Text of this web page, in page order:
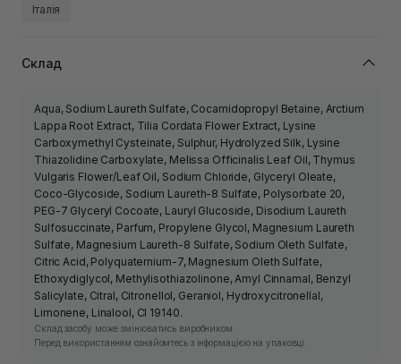
Італія
Склад
Aqua, Sodium Laureth Sulfate, Cocamidopropyl Betaine, Arctium
Lappa Root Extract, Tilia Cordata Flower Extract, Lysine
Carboxymethyl Cysteinate, Sulphur, Hydrolyzed Silk, Lysine
Thiazolidine Carboxylate, Melissa Officinalis Leaf Oil, Thymus
Vulgaris Flower/Leaf Oil, Sodium Chloride, Glyceryl Oleate,
Coco-Glycoside, Sodium Laureth-8 Sulfate, Polysorbate 20,
PEG-7 Glyceryl Cocoate, Lauryl Glucoside, Disodium Laureth
Sulfosuccinate, Parfum, Propylene Glycol, Magnesium Laureth
Sulfate, Magnesium Laureth-8 Sulfate, Sodium Oleth Sulfate,
Citric Acid, Polyquaternium-7, Magnesium Oleth Sulfate,
Ethoxydiglycol, Methylisothiazolinone, Amyl Cinnamal, Benzyl
Salicylate, Citral, Citronellol, Geraniol, Hydroxycitronellal,
Limonene, Linalool, CI 19140.
Склад засобу може змінюватись виробником.
Перед використанням ознайомтесь з інформацією на упаковці.